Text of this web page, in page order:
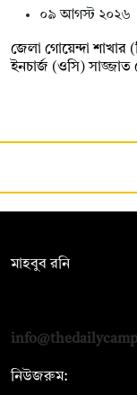
০৯ আগস্ট ২০২৬
জেলা গোয়েন্দা শাখার
ইনচার্জ (ওসি)
মাহবুব রনি
নিউজরুম: